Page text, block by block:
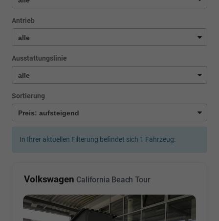
Antrieb
Ausstattungslinie
Sortierung
In Ihrer aktuellen Filterung befindet sich 1 Fahrzeug:
Volkswagen California Beach Tour